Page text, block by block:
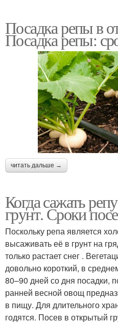
Посадка репы в
Посадка репы:
читать дальше →
Когда сажать
грунт. Сроки
Поскольку репа является
высаживать её в грунт на
только растает снег .
довольно короткий, в
80–90 дней со дня посадки,
ранней весной овощ
в пищу. Для длительного
годятся. Посев в открытый